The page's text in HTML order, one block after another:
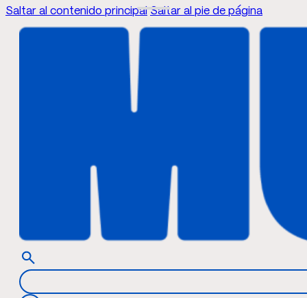
Saltar al contenido principal Saltar al pie de página